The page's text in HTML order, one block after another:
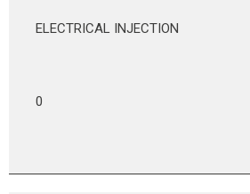
ELECTRICAL INJECTION
0